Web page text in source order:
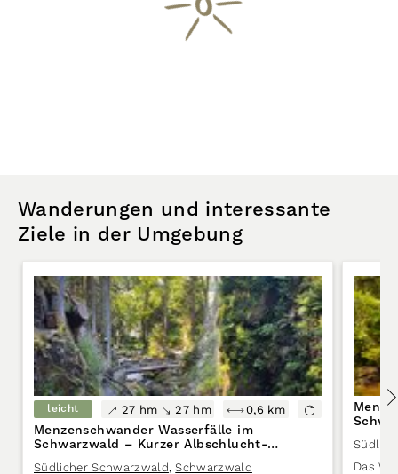
Wanderungen und interessante
Ziele in der Umgebung
leicht 27 hm 27 hm 0,6 km
Menzenschwander Wasserfälle im
Schwarzwald – Kurzer Albschlucht-
Spaziergang
Südlicher Schwarzwald, Schwarzwald
Das